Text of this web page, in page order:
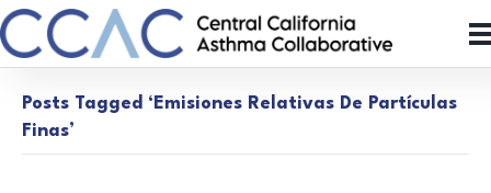
Posts Tagged ‘Emisiones Relativas De Partículas
Finas’